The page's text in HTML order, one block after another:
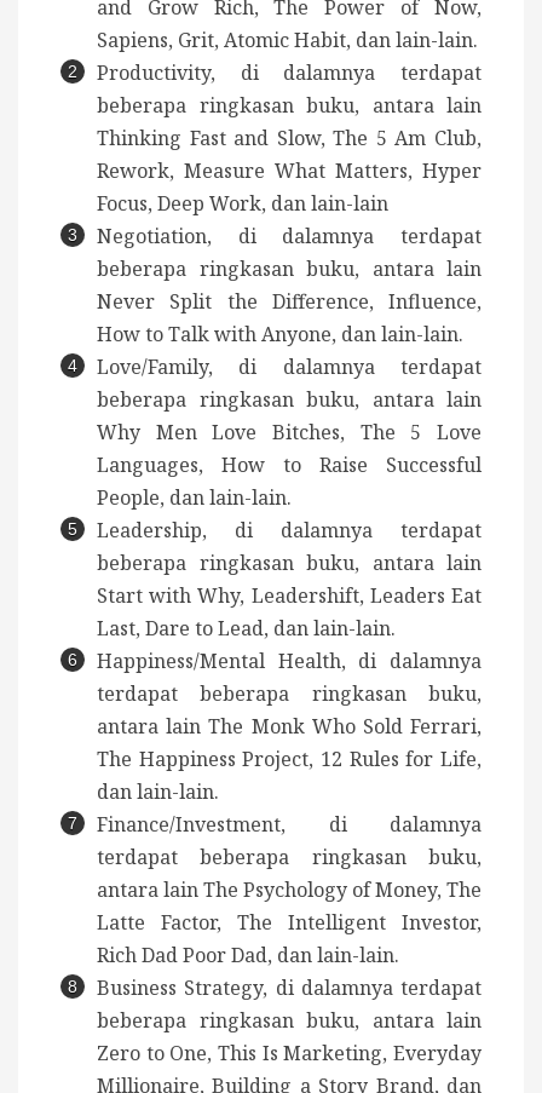
and Grow Rich, The Power of Now,
Sapiens, Grit, Atomic Habit, dan lain-lain.
Productivity, di dalamnya terdapat
beberapa ringkasan buku, antara lain
Thinking Fast and Slow, The 5 Am Club,
Rework, Measure What Matters, Hyper
Focus, Deep Work, dan lain-lain
Negotiation, di dalamnya terdapat
beberapa ringkasan buku, antara lain
Never Split the Difference, Influence,
How to Talk with Anyone, dan lain-lain.
Love/Family, di dalamnya terdapat
beberapa ringkasan buku, antara lain
Why Men Love Bitches, The 5 Love
Languages, How to Raise Successful
People, dan lain-lain.
Leadership, di dalamnya terdapat
beberapa ringkasan buku, antara lain
Start with Why, Leadershift, Leaders Eat
Last, Dare to Lead, dan lain-lain.
Happiness/Mental Health, di dalamnya
terdapat beberapa ringkasan buku,
antara lain The Monk Who Sold Ferrari,
The Happiness Project, 12 Rules for Life,
dan lain-lain.
Finance/Investment, di dalamnya
terdapat beberapa ringkasan buku,
antara lain The Psychology of Money, The
Latte Factor, The Intelligent Investor,
Rich Dad Poor Dad, dan lain-lain.
Business Strategy, di dalamnya terdapat
beberapa ringkasan buku, antara lain
Zero to One, This Is Marketing, Everyday
Millionaire, Building a Story Brand, dan